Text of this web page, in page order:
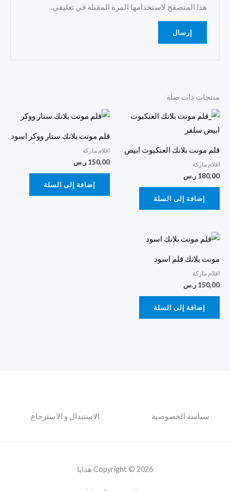
هذا المتصفح لاستخدامها المرة المقبلة في تعليقي.
منتجات ذات صلة
قلم مونت بلانك العنكبوت ابيض
اقلام ماركة
180,00 ر.س
إضافة إلى السلة
قلم مونت بلانك ستار ووكر اسود
اقلام ماركة
150,00 ر.س
إضافة إلى السلة
مونت بلانك قلم اسود
اقلام ماركة
150,00 ر.س
إضافة إلى السلة
سياسة الخصوصية الاستبدال و الاسترجاع
Copyright © 2026 هدايا